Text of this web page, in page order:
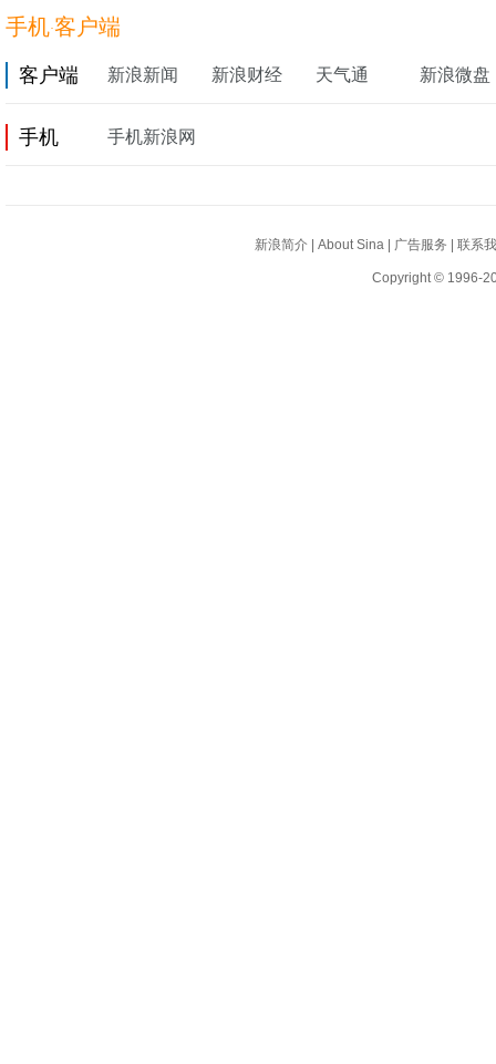
手机·客户端
客户端 新浪新闻 新浪财经 天气通 新浪微盘
手机 手机新浪网
新浪简介| About Sina| 广告服务 | 联系
Copyright © 1996-